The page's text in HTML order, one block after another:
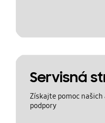
Servisná
Získajte pomoc
podpory